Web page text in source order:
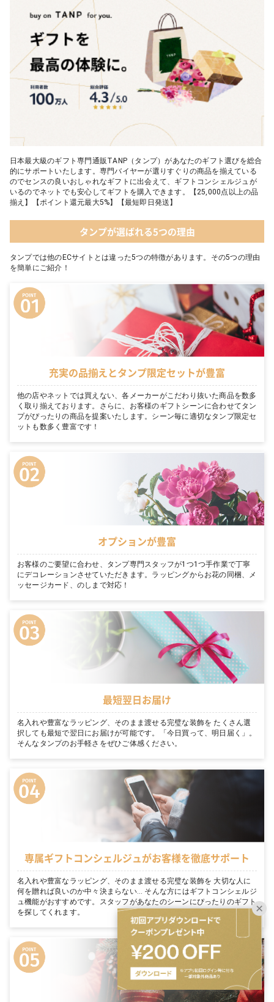
日本最大級のギフト専門通販TANP（タンプ）があなたのギフト選びを総合
的にサポートいたします。専門バイヤーが選りすぐりの商品を揃えている
のでセンスの良いおしゃれなギフトに出会えて、ギフトコンシェルジュが
いるのでネットでも安心してギフトを購入できます。【25,000点以上の品
揃え】【ポイント還元最大5%】【最短即日発送】
タンプが選ばれる5つの理由
タンプでは他のECサイトとは違った5つの特徴があります。その5つの理由
を簡単にご紹介！
充実の品揃えとタンプ限定セットが豊富
他の店やネットでは買えない、各メーカーがこだわり抜いた商品を数多
く取り揃えております。さらに、お客様のギフトシーンに合わせてタン
プがぴったりの商品を提案いたします。シーン毎に適切なタンプ限定セ
ットも数多く豊富です！
オプションが豊富
お客様のご要望に合わせ、タンプ専門スタッフが1つ1つ手作業で丁寧
にデコレーションさせていただきます。ラッピングからお花の同梱、メ
ッセージカード、のしまで対応！
最短翌日お届け
名入れや豊富なラッピング、そのまま渡せる完璧な装飾を たくさん選
択しても最短で翌日にお届けが可能です。「今日買って、明日届く」。
そんなタンプのお手軽さをぜひご体感ください。
専属ギフトコンシェルジュがお客様を徹底サポート
名入れや豊富なラッピング、そのまま渡せる完璧な装飾を 大切な人に
何を贈れば良いのか中々決まらない… そんな方にはギフトコンシェルジ
ュ機能がおすすめです。スタッフがあなたのシーンにぴったりのギフト
を探してくれます。